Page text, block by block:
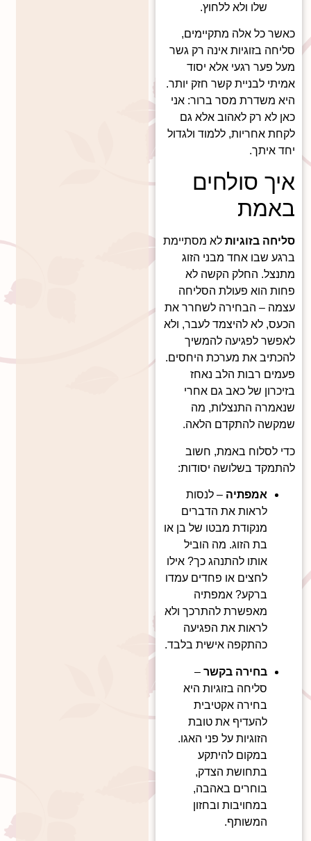
שלו ולא ללחוץ.
כאשר כל אלה מתקיימים,
סליחה בזוגיות אינה רק גשר
מעל פער רגעי אלא יסוד
אמיתי לבניית קשר חזק יותר.
היא משדרת מסר ברור: אני
כאן לא רק לאהוב אלא גם
לקחת אחריות, ללמוד ולגדול
יחד איתך.
איך סולחים
באמת
סליחה בזוגיות לא מסתיימת
ברגע שבו אחד מבני הזוג
מתנצל. החלק הקשה לא
פחות הוא פעולת הסליחה
עצמה – הבחירה לשחרר את
הכעס, לא להיצמד לעבר, ולא
לאפשר לפגיעה להמשיך
להכתיב את מערכת היחסים.
פעמים רבות הלב נאחז
בזיכרון של כאב גם אחרי
שנאמרה התנצלות, מה
שמקשה להתקדם הלאה.
כדי לסלוח באמת, חשוב
להתמקד בשלושה יסודות:
אמפתיה – לנסות
לראות את הדברים
מנקודת מבטו של בן או
בת הזוג. מה הוביל
אותו להתנהג כך? אילו
לחצים או פחדים עמדו
ברקע? אמפתיה
מאפשרת להתרכך ולא
לראות את הפגיעה
כהתקפה אישית בלבד.
בחירה בקשר –
סליחה בזוגיות היא
בחירה אקטיבית
להעדיף את טובת
הזוגיות על פני האגו.
במקום להיתקע
בתחושת הצדק,
בוחרים באהבה,
במחויבות ובחזון
המשותף.